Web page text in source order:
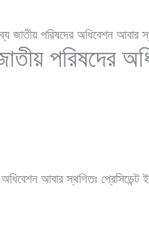
জাতীয় পরিষদের অধিবেশন আবার
পরিষদের
আবার স্থগিতঃ প্রেসিডেন্ট